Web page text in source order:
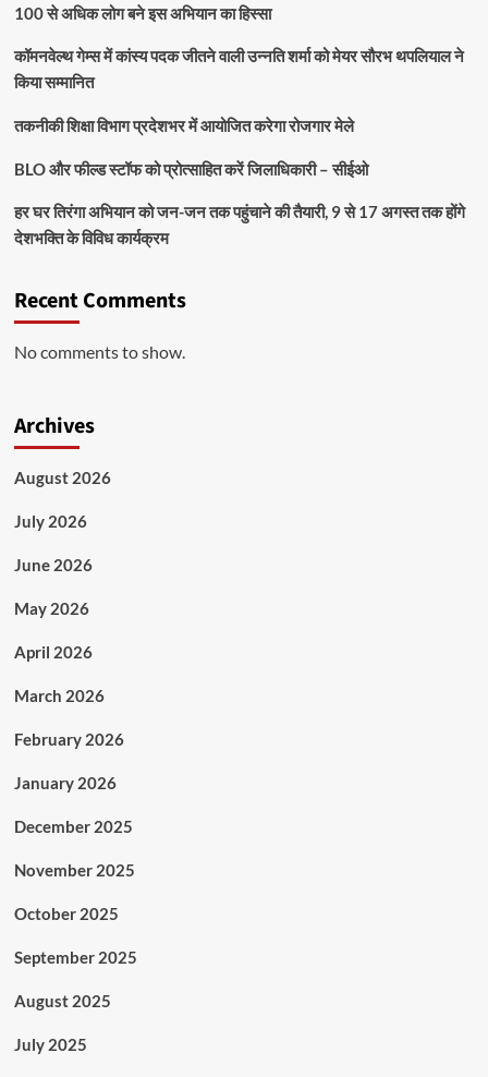
100 से अधिक लोग बने इस अभियान का हिस्सा
कॉमनवेल्थ गेम्स में कांस्य पदक जीतने वाली उन्नति शर्मा को मेयर सौरभ थपलियाल ने
किया सम्मानित
तकनीकी शिक्षा विभाग प्रदेशभर में आयोजित करेगा रोजगार मेले
BLO और फील्ड स्टॉफ को प्रोत्साहित करें जिलाधिकारी – सीईओ
हर घर तिरंगा अभियान को जन-जन तक पहुंचाने की तैयारी, 9 से 17 अगस्त तक होंगे
देशभक्ति के विविध कार्यक्रम
Recent Comments
No comments to show.
Archives
August 2026
July 2026
June 2026
May 2026
April 2026
March 2026
February 2026
January 2026
December 2025
November 2025
October 2025
September 2025
August 2025
July 2025